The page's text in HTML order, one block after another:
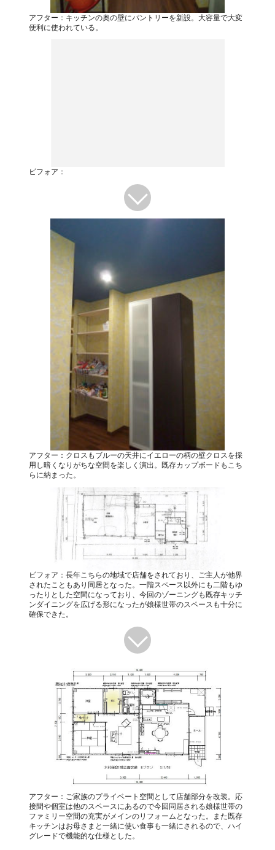
アフター：キッチンの奥の壁にパントリーを新設。大容量で大変
便利に使われている。
ビフォア：
アフター：クロスもブルーの天井にイエローの柄の壁クロスを採
用し暗くなりがちな空間を楽しく演出。既存カップボードもこち
らに納まった。
ビフォア：長年こちらの地域で店舗をされており、ご主人が他界
されたこともあり同居となった。一階スペース以外にも二階もゆ
ったりとした空間になっており、今回のゾーニングも既存キッチ
ンダイニングを広げる形になったが娘様世帯のスペースも十分に
確保できた。
アフター：ご家族のプライベート空間として店舗部分を改装。応
接間や個室は他のスペースにあるので今回同居される娘様世帯の
ファミリー空間の充実がメインのリフォームとなった。また既存
キッチンはお母さまと一緒に使い食事も一緒にされるので、ハイ
グレードで機能的な仕様とした。